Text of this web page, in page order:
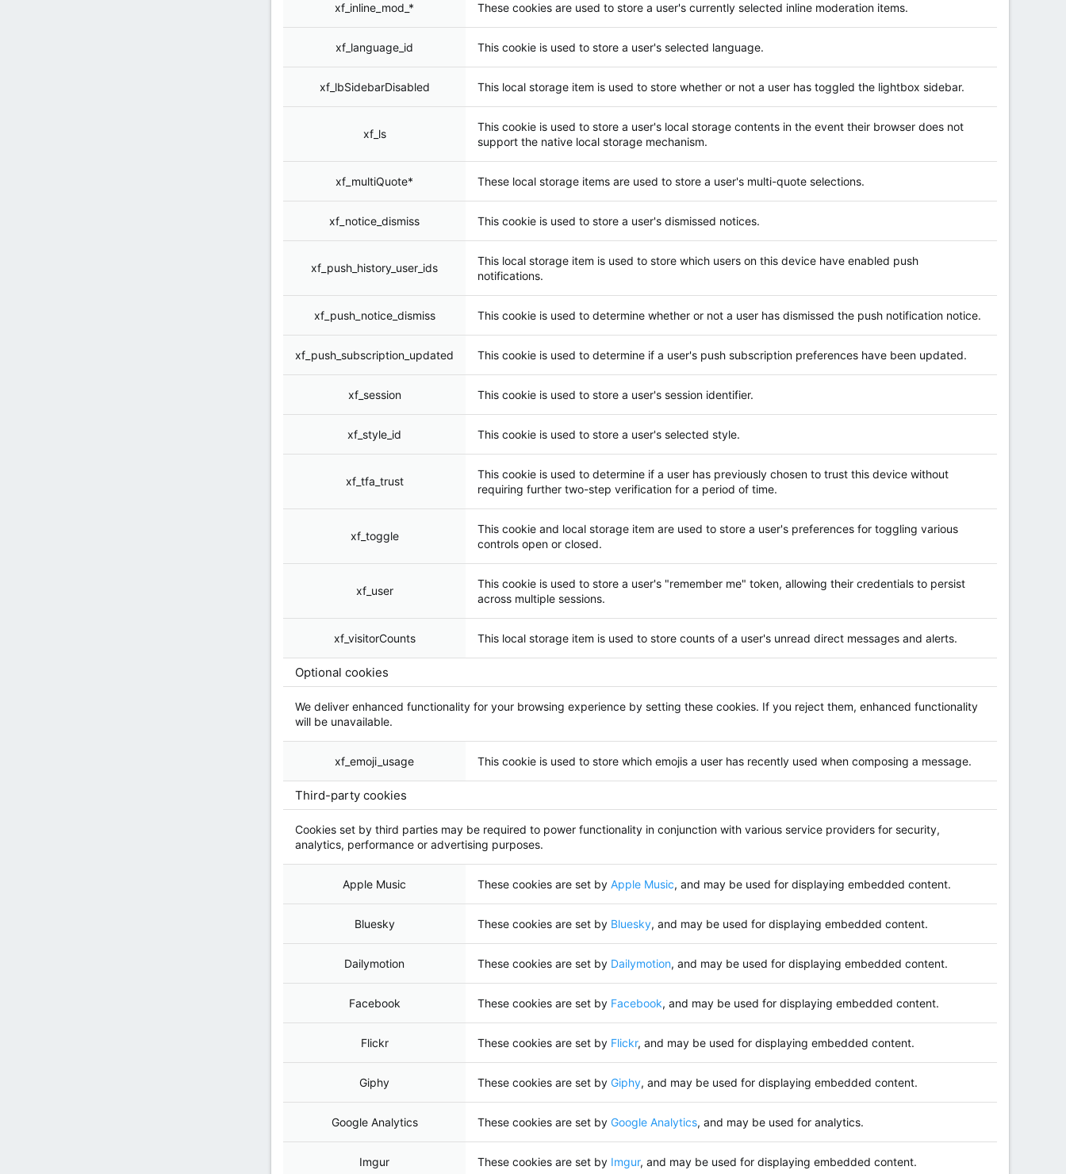
xf_inline_mod_* These cookies are used to store a user's currently selected inline moderation items.
xf_language_id This cookie is used to store a user's selected language.
xf_lbSidebarDisabled This local storage item is used to store whether or not a user has toggled the lightbox sidebar.
xf_ls
This cookie is used to store a user's local storage contents in the event their browser does not
support the native local storage mechanism.
xf_multiQuote* These local storage items are used to store a user's multi-quote selections.
xf_notice_dismiss This cookie is used to store a user's dismissed notices.
xf_push_history_user_ids
This local storage item is used to store which users on this device have enabled push
notifications.
xf_push_notice_dismiss This cookie is used to determine whether or not a user has dismissed the push notification notice.
xf_push_subscription_updated This cookie is used to determine if a user's push subscription preferences have been updated.
xf_session This cookie is used to store a user's session identifier.
xf_style_id This cookie is used to store a user's selected style.
xf_tfa_trust
This cookie is used to determine if a user has previously chosen to trust this device without
requiring further two-step verification for a period of time.
xf_toggle
This cookie and local storage item are used to store a user's preferences for toggling various
controls open or closed.
xf_user
This cookie is used to store a user's "remember me" token, allowing their credentials to persist
across multiple sessions.
xf_visitorCounts This local storage item is used to store counts of a user's unread direct messages and alerts.
Optional cookies
We deliver enhanced functionality for your browsing experience by setting these cookies. If you reject them, enhanced functionality
will be unavailable.
xf_emoji_usage This cookie is used to store which emojis a user has recently used when composing a message.
Third-party cookies
Cookies set by third parties may be required to power functionality in conjunction with various service providers for security,
analytics, performance or advertising purposes.
Apple Music These cookies are set by Apple Music, and may be used for displaying embedded content.
Bluesky These cookies are set by Bluesky, and may be used for displaying embedded content.
Dailymotion These cookies are set by Dailymotion, and may be used for displaying embedded content.
Facebook These cookies are set by Facebook, and may be used for displaying embedded content.
Flickr These cookies are set by Flickr, and may be used for displaying embedded content.
Giphy These cookies are set by Giphy, and may be used for displaying embedded content.
Google Analytics These cookies are set by Google Analytics, and may be used for analytics.
Imgur These cookies are set by Imgur, and may be used for displaying embedded content.